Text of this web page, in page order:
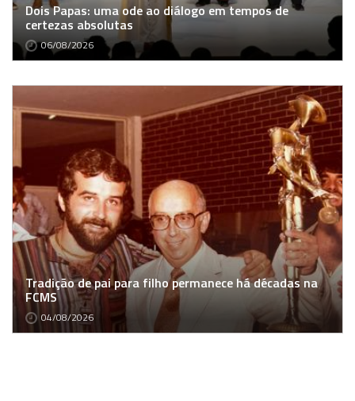
Dois Papas: uma ode ao diálogo em tempos de
certezas absolutas
06/08/2026
Tradição de pai para filho permanece há décadas na
FCMS
04/08/2026